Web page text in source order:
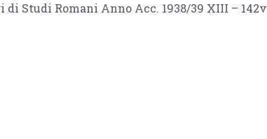
di Studi Romani Anno Acc. 1938/39 XIII – 142v